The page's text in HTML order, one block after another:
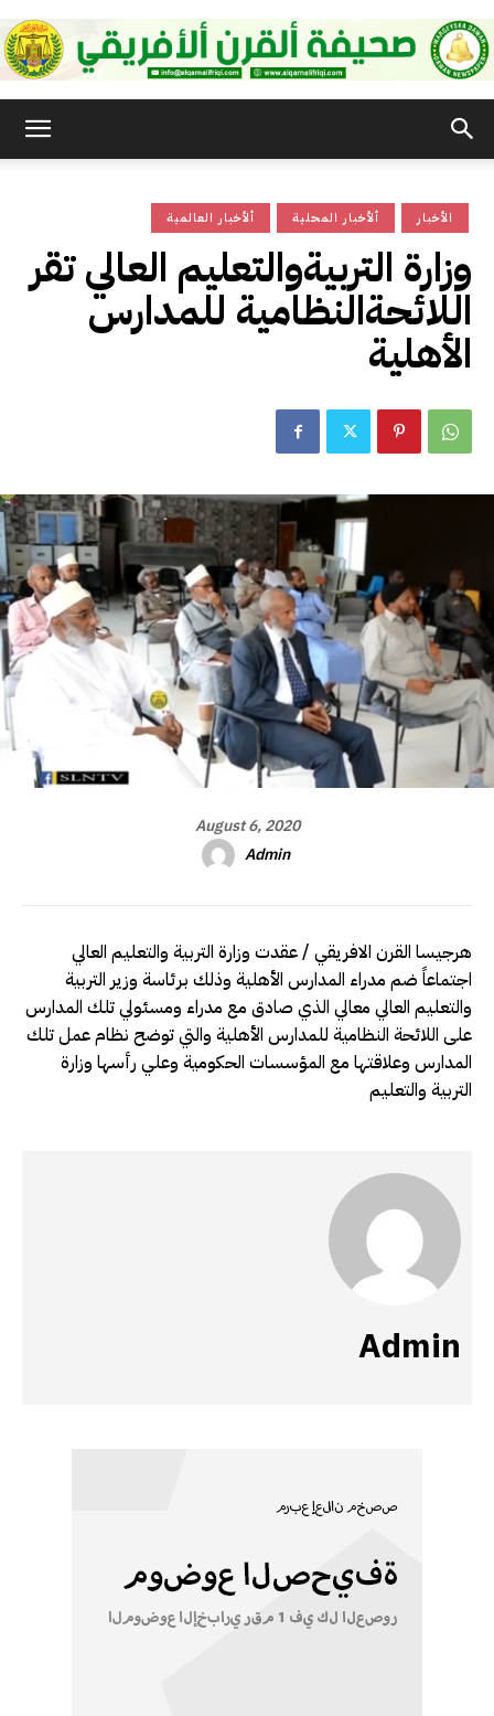
القرن
الأفريقي
ألأخبار العالمية ألأخبار المحلية الأخبار
وزارة التربيةوالتعليم العالي تقر
اللائحةالنظامية للمدارس
الأهلية
August 6, 2020
Admin
هرجيسا القرن الافريقي / عقدت وزارة التربية والتعليم العالي
اجتماعاً ضم مدراء المدارس الأهلية وذلك برئاسة وزير التربية
والتعليم العالي معالي الذي صادق مع مدراء ومسئولي تلك المدارس
على اللائحة النظامية للمدارس الأهلية والتي توضح نظام عمل تلك
المدارس وعلاقتها مع المؤسسات الحكومية وعلي رأسها وزارة
التربية والتعليم
Admin